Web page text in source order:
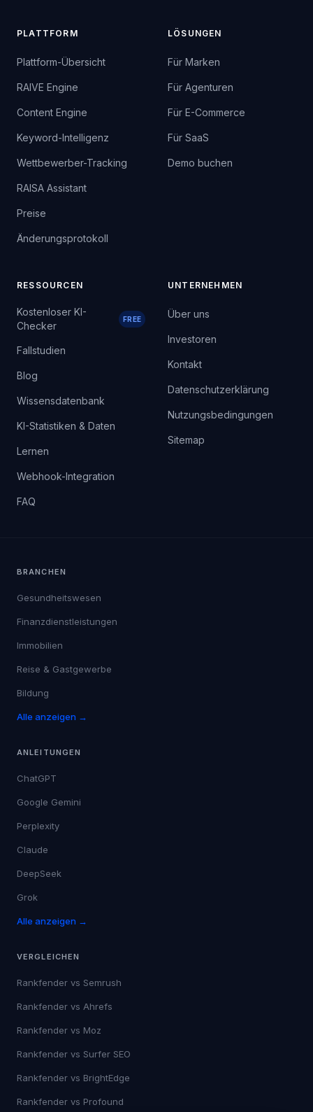
PLATTFORM
Plattform-Übersicht
RAIVE Engine
Content Engine
Keyword-Intelligenz
Wettbewerber-Tracking
RAISA Assistant
Preise
Änderungsprotokoll
LÖSUNGEN
Für Marken
Für Agenturen
Für E-Commerce
Für SaaS
Demo buchen
RESSOURCEN
Kostenloser KI-
Checker
FREE
Fallstudien
Blog
Wissensdatenbank
KI-Statistiken & Daten
Lernen
Webhook-Integration
FAQ
UNTERNEHMEN
Über uns
Investoren
Kontakt
Datenschutzerklärung
Nutzungsbedingungen
Sitemap
BRANCHEN
Gesundheitswesen
Finanzdienstleistungen
Immobilien
Reise & Gastgewerbe
Bildung
Alle anzeigen →
ANLEITUNGEN
ChatGPT
Google Gemini
Perplexity
Claude
DeepSeek
Grok
Alle anzeigen →
VERGLEICHEN
Rankfender vs Semrush
Rankfender vs Ahrefs
Rankfender vs Moz
Rankfender vs Surfer SEO
Rankfender vs BrightEdge
Rankfender vs Profound